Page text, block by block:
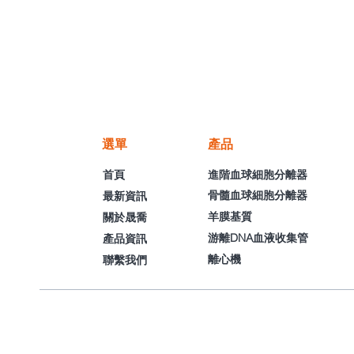
選單
首頁
最新資訊
關於晟喬
產品資訊
聯繫我們
產品
進階血球細胞分離器
骨髓血球細胞分離器
羊膜基質
游離DNA血液收集管
離心機